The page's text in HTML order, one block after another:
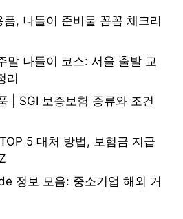
, 나들이 준비물 꼼꼼 체크리
말 나들이 코스: 서울 출발 교
리
| SGI 보증보험 종류와 조건
5 대처 방법, 보험금 지급
정보 모음: 중소기업 해외 거